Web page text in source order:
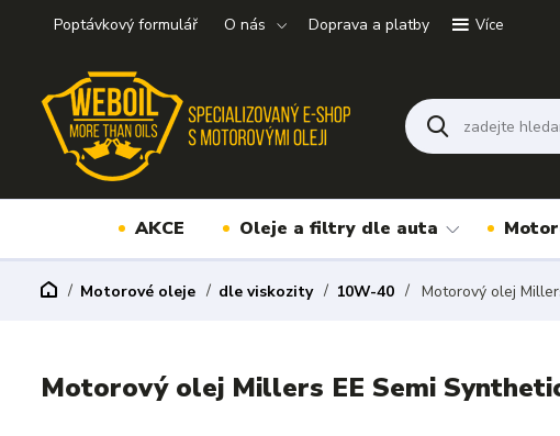
Poptávkový formulář O nás Doprava a platby Více
AKCE Oleje a filtry dle auta
Motorové oleje dle viskozity 10W-40 Motorový olej
Motorový olej Millers EE Semi